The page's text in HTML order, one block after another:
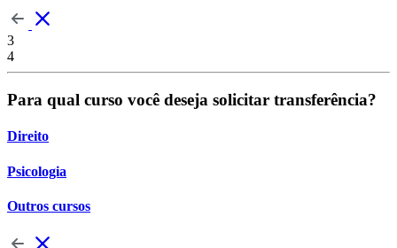
3
4
Para qual curso você deseja solicitar transferência?
Direito
Psicologia
Outros cursos